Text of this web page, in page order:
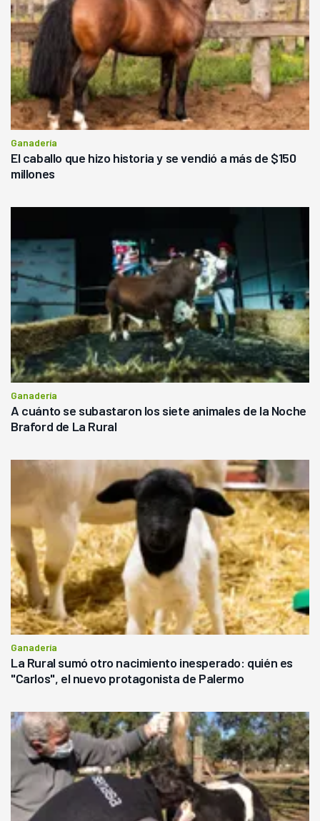
Ganadería
El caballo que hizo historia y se vendió a más de $150
millones
Ganadería
A cuánto se subastaron los siete animales de la Noche
Braford de La Rural
Ganadería
La Rural sumó otro nacimiento inesperado: quién es
"Carlos", el nuevo protagonista de Palermo